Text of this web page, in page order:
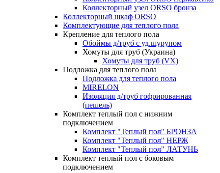
Коллекторный узел ORSO бронза
Коллекторный шкаф ORSO
Комплектующие для теплого пола
Крепление для теплого пола
Обоймы д/труб с уд.шурупом
Хомуты для труб (Украина)
Хомуты для труб (VX)
Подложка для теплого пола
Подложка для теплого пола
MIRELON
Изоляция д/труб гофрированная
(пешель)
Комплект теплый пол с нижним
подключением
Комплект "Теплый пол" БРОНЗА
Комплект "Теплый пол" НЕРЖ
Комплект "Теплый пол" ЛАТУНЬ
Комплект теплый пол с боковым
подключением